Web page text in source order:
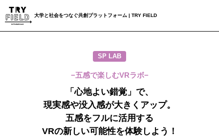
大学と社会をつなぐ共創プラットフォーム TRY FIELD
SP LAB
−五感で楽しむVRラボ−
「心地よい錯覚」で、
現実感や没入感が大きくアップ。
五感をフルに活用する
VRの新しい可能性を体験しよう！